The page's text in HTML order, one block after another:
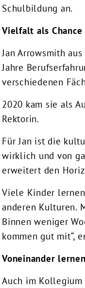
Schulbildung an.
Vielfalt als Chance
Jan Arrowsmith
Jahre
verschiedenen
2020 kam sie als
Rektorin.
Für Jan ist die
wirklich und von
erweitert den
Viele Kinder
anderen Kulturen.
Binnen weniger
kommen gut mit“,
Voneinander lernen
Auch im